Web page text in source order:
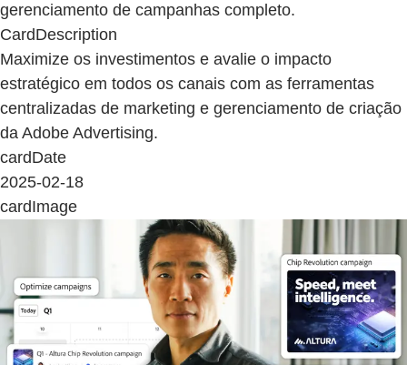
gerenciamento de campanhas completo.
CardDescription
Maximize os investimentos e avalie o impacto
estratégico em todos os canais com as ferramentas
centralizadas de marketing e gerenciamento de criação
da Adobe Advertising.
cardDate
2025-02-18
cardImage